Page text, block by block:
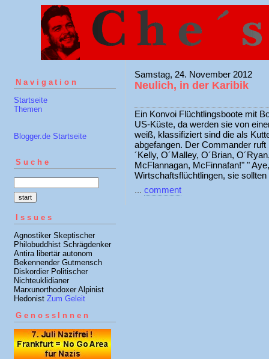
Navigation
Startseite
Themen
Blogger.de Startseite
Suche
Issues
Agnostiker Skeptischer
Philobuddhist Schrägdenker
Antira libertär autonom
Bekennender Gutmensch
Diskordier Politischer
Nichteuklidianer
Marxunorthodoxer Alpinist
Hedonist Zum Geleit
GenossInnen
Samstag, 24. November 2012
Neulich, in der Karibik
Ein Konvoi Flüchtlingsboote mit
US-Küste, da werden sie von
weiß, klassifiziert sind die als
abgefangen. Der Commander
´Kelly, O´Malley, O´Brian,
McFlannagan, McFinnafan!" "
Wirtschaftsflüchtlingen, sie
... comment